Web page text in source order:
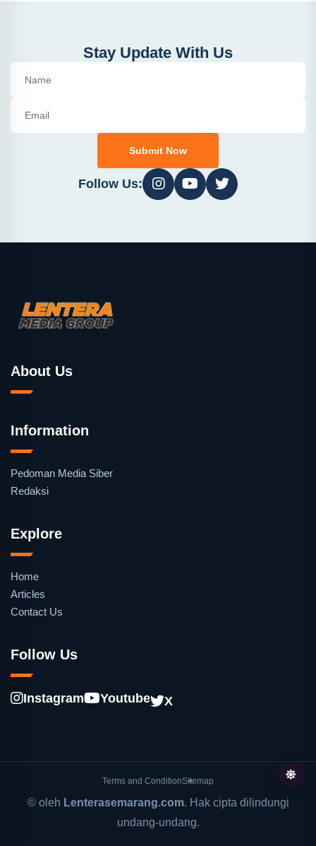
Stay Update With Us
Submit Now
Follow Us:
About Us
Information
Pedoman Media Siber
Redaksi
Explore
Home
Articles
Contact Us
Follow Us
Instagram Youtube X
Terms and ConditionSitemap
© oleh Lenterasemarang.com. Hak cipta dilindungi
undang-undang.